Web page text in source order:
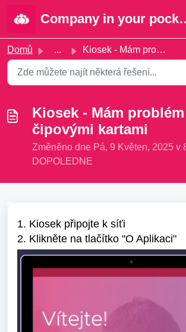
Company
Domů ... Kiosek - Mám problém s čipovými kartami
Kiosek - Mám
čipovými kartami
Změněno dne Pá, 9 Květen, 2025 v
DOPOLEDNE
1. Kiosek připojte k síťi
2. Klikněte na tlačítko "O Aplikaci"